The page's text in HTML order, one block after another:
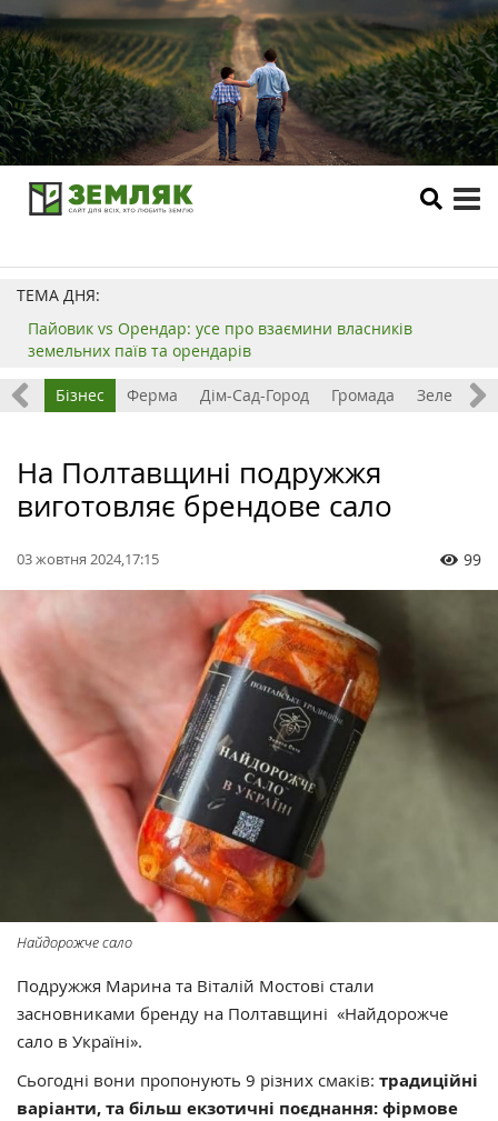
ТЕМА ДНЯ:
Пайовик vs Орендар: усе про взаємини власників
земельних паїв та орендарів
Бізнес Ферма Дім-Сад-Город Громада Зелений
На Полтавщині подружжя
виготовляє брендове сало
03 жовтня 2024,17:15 99
Найдорожче сало
Подружжя Марина та Віталій Мостові стали
засновниками бренду на Полтавщині «Найдорожче
сало в Україні».
Сьогодні вони пропонують 9 різних смаків: традиційні
варіанти, та більш екзотичні поєднання: фірмове